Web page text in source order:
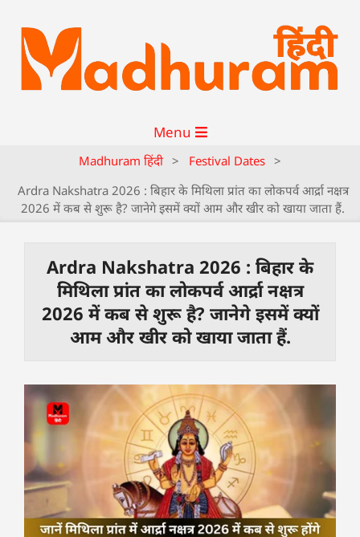
Menu
Madhuram हिंदी > Festival Dates >
Ardra Nakshatra 2026 : बिहार के मिथिला प्रांत का लोकपर्व आर्द्रा नक्षत्र
2026 में कब से शुरू है? जानेगे इसमें क्यों आम और खीर को खाया जाता हैं.
Ardra Nakshatra 2026 : बिहार के
मिथिला प्रांत का लोकपर्व आर्द्रा नक्षत्र
2026 में कब से शुरू है? जानेगे इसमें क्यों
आम और खीर को खाया जाता हैं.